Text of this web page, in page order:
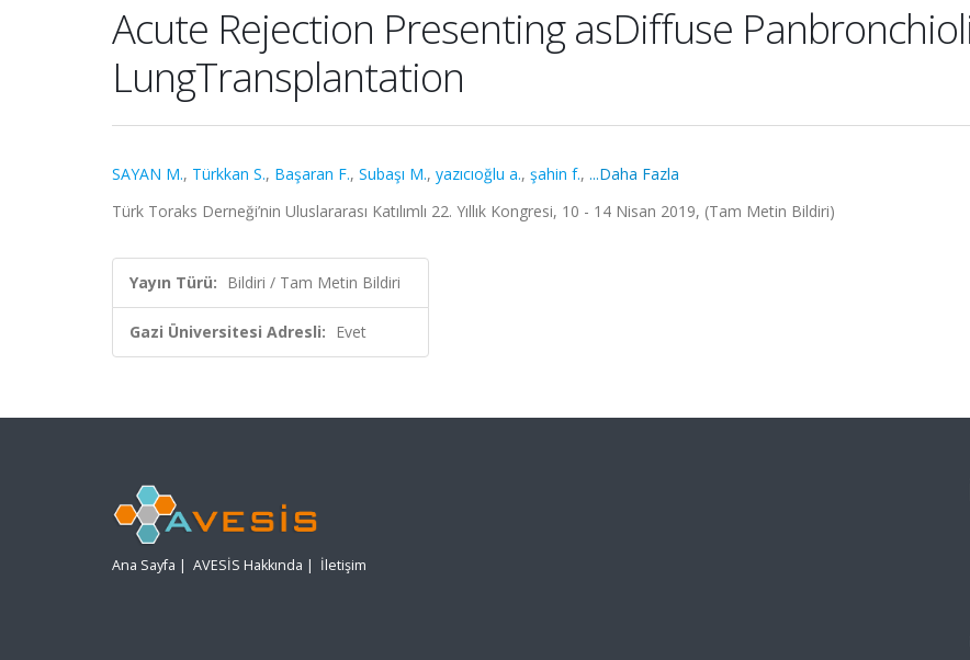
Acute Rejection Presenting asDiffuse
LungTransplantation
SAYAN M., Türkkan S., Başaran F., Subaşı M., yazıcıoğlu a., şahin f., ...Daha Fazla
Türk Toraks Derneği’nin Uluslararası Katılımlı 22. Yıllık Kongresi, 10 - 14 Nisan 2019, (Tam Metin Bildiri)
Yayın Türü: Bildiri / Tam Metin Bildiri
Gazi Üniversitesi Adresli: Evet
Ana Sayfa | AVESİS Hakkında | İletişim